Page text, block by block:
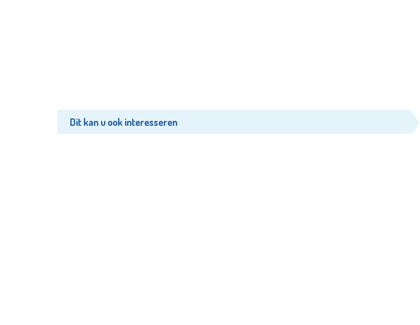
Dit kan u ook interesseren